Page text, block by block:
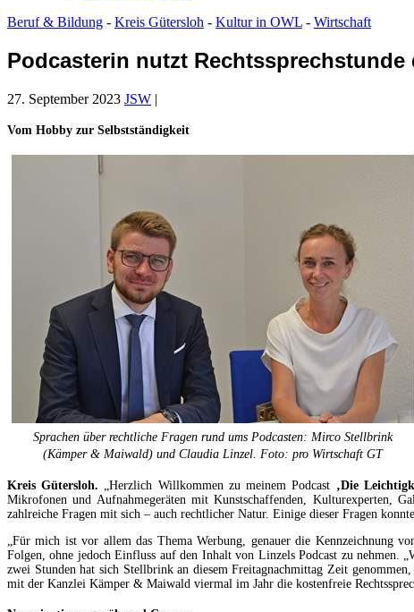
Beruf & Bildung - Kreis Gütersloh - Kultur in OWL - Wirtschaft
Podcasterin nutzt
27. September 2023 JSW |
Vom Hobby zur Selbstständigkeit
Sprachen über rechtliche Fragen rund ums Podcasten: Mirco Stellbrink
(Kämper & Maiwald) und Claudia Linzel. Foto: pro Wirtschaft GT
Kreis Gütersloh. „Herzlich Willkommen zu meinem Podcast ‚Die
Mikrofonen und Aufnahmegeräten mit Kunstschaffenden, Kulturexperten,
zahlreiche Fragen mit sich – auch rechtlicher Natur. Einige dieser Fragen
„Für mich ist vor allem das Thema Werbung, genauer die Kennzeichnung
Folgen, ohne jedoch Einfluss auf den Inhalt von Linzels Podcast zu nehmen.
zwei Stunden hat sich Stellbrink an diesem Freitagnachmittag Zeit
mit der Kanzlei Kämper & Maiwald viermal im Jahr die kostenfreie